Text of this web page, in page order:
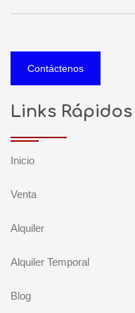
Contáctenos
Links Rápidos
Inicio
Venta
Alquiler
Alquiler Temporal
Blog